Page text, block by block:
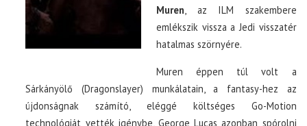
Muren, az ILM szakembere
emlékszik vissza a Jedi visszatér
hatalmas szörnyére.
Muren éppen túl volt a
Sárkányölő (Dragonslayer) munkálatain, a fantasy-hez az
újdonságnak számító, eléggé költséges Go-Motion
technológiát vették igénybe, George Lucas azonban spórolni